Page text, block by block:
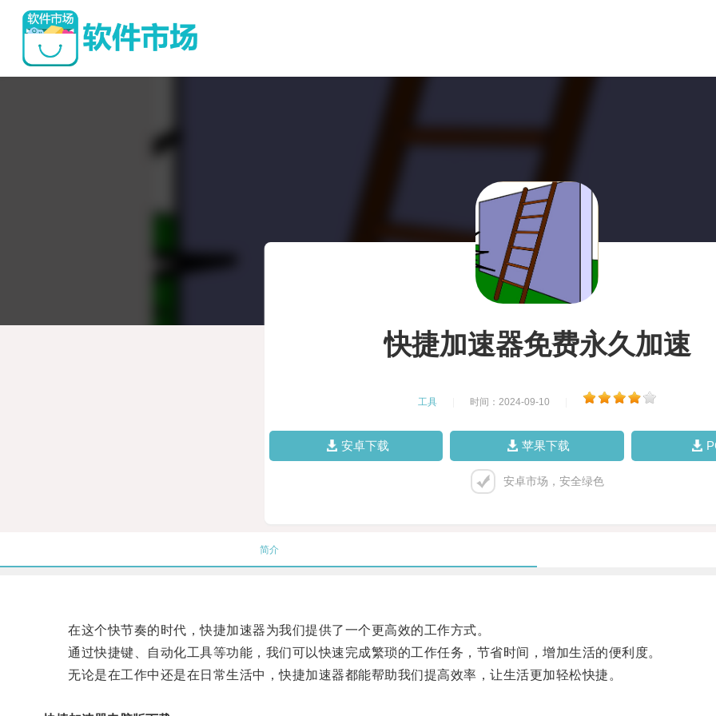
快捷加速器免费永久加速
工具 时间：2024-09-10
安卓下载 苹果下载
安卓市场，安全绿色
简介
在这个快节奏的时代，快捷加速器为我们提供了一个更高效的工作方式。
通过快捷键、自动化工具等功能，我们可以快速完成繁琐的工作任务，节省时间，增加生活的便利度。
无论是在工作中还是在日常生活中，快捷加速器都能帮助我们提高效率，让生活更加轻松快捷。